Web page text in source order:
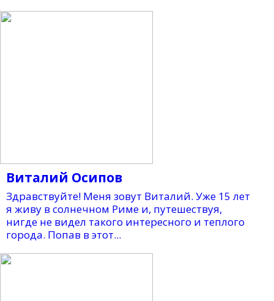
Виталий Осипов
Здравствуйте! Меня зовут Виталий. Уже 15 лет
я живу в солнечном Риме и, путешествуя,
нигде не видел такого интересного и теплого
города. Попав в этот...